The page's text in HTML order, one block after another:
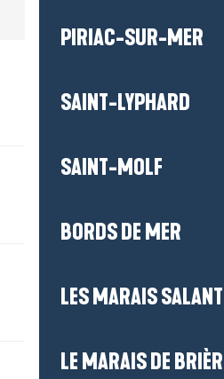
PIRIAC-SUR-MER
SAINT-LYPHARD
SAINT-MOLF
BORDS DE MER
LES MARAIS
LE MARAIS DE